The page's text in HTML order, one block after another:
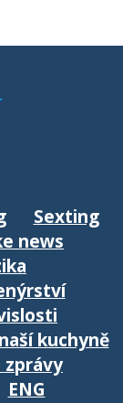
Sexting
news
kuchyně
zprávy
ENG